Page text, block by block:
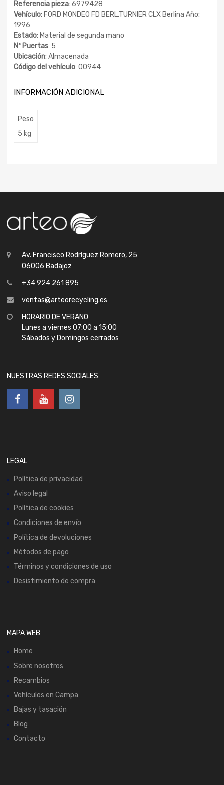
Referencia pieza: 6979428
Vehículo: FORD MONDEO FD BERL.TURNIER CLX Berlina Año:
1996
Estado: Material de segunda mano
Nº Puertas: 5
Ubicación: Almacenada
Código del vehículo: 00944
INFORMACIÓN ADICIONAL
Peso
5 kg
Av. Francisco Rodríguez Romero, 25
06006 Badajoz
+34 924 261 895
ventas@arteorecycling.es
HORARIO DE VERANO
Lunes a viernes 07:00 a 15:00
Sábados y Domingos cerrados
NUESTRAS REDES SOCIALES:
LEGAL
Política de privacidad
Aviso legal
Política de cookies
Condiciones de envío
Política de devoluciones
Métodos de pago
Términos y condiciones de uso
Desistimiento de compra
MAPA WEB
Home
Sobre nosotros
Recambios
Vehículos en Campa
Bajas y tasación
Blog
Contacto